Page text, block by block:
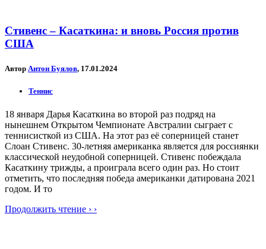
Стивенс – Касаткина: и вновь Россия против
США
Автор Антон Буялов, 17.01.2024
Теннис
18 января Дарья Касаткина во второй раз подряд на
нынешнем Открытом Чемпионате Австралии сыграет с
теннисисткой из США. На этот раз её соперницей станет
Слоан Стивенс. 30-летняя американка является для россиянки
классической неудобной соперницей. Стивенс побеждала
Касаткину трижды, а проиграла всего один раз. Но стоит
отметить, что последняя победа американки датирована 2021
годом. И то
Продолжить чтение › ›